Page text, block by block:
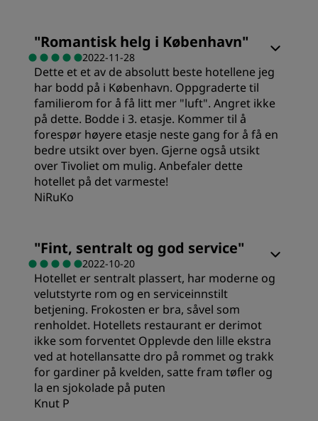
Service
Verdi
Sovekvalitet
Sted
Renslighet
Service
"Romantisk helg i København"
2022-11-28
Dette et et av de absolutt beste hotellene jeg
har bodd på i København. Oppgraderte til
familierom for å få litt mer "luft". Angret ikke
på dette. Bodde i 3. etasje. Kommer til å
forespør høyere etasje neste gang for å få en
bedre utsikt over byen. Gjerne også utsikt
over Tivoliet om mulig. Anbefaler dette
hotellet på det varmeste!
NiRuKo
Verdi
Sovekvalitet
Sted
Renslighet
"Fint, sentralt og god service"
2022-10-20
Hotellet er sentralt plassert, har moderne og
velutstyrte rom og en serviceinnstilt
betjening. Frokosten er bra, såvel som
renholdet. Hotellets restaurant er derimot
ikke som forventet Opplevde den lille ekstra
ved at hotellansatte dro på rommet og trakk
for gardiner på kvelden, satte fram tøfler og
la en sjokolade på puten
Knut P